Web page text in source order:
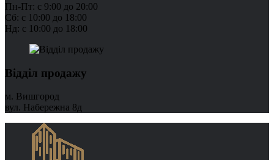
Пн-Пт: с 9:00 до 20:00
Сб: с 10:00 до 18:00
Нд: с 10:00 до 18:00
Відділ продажу
м. Вишгород
вул. Набережна 8д